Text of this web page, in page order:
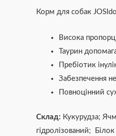
Корм для собак
Висока
Таурин
Пребіотик
Забезпечення
Повноцінний
Склад: Кукурудза;
гідролізований;